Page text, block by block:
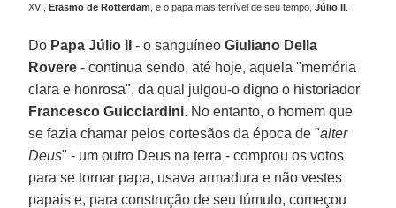
XVI,Erasmo de Rotterdam , e o papa mais terrível de seu tempo,Júlio II
Do Papa Júlio II - o sanguíneoGiuliano Della
Rovere - continua sendo, até hoje, aquela "memória
clara e honrosa", da qual julgou-o digno o historiador
Francesco Guicciardini. No entanto, o homem que
se fazia chamar pelos cortesãos da época de "alter
Deus" - um outro Deus na terra - comprou os votos
para se tornar papa, usava armadura e não vestes
papais e, para construção de seu túmulo, começou